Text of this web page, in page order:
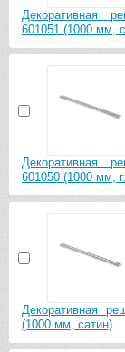
Декоративная
601051 (1000 мм,
Декоративная
601050 (1000 мм,
Декоративная
(1000 мм, сатин)